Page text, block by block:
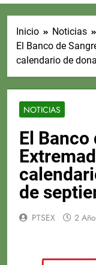
Inicio
Noticias
El Banco de
calendario de
NOTICIAS
El Banco
de
PTSEX 2